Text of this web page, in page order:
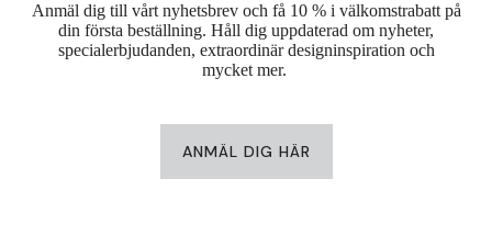
Anmäl dig till vårt nyhetsbrev och få 10 % i välkomstrabatt på
din första beställning. Håll dig uppdaterad om nyheter,
specialerbjudanden, extraordinär designinspiration och
mycket mer.
ANMÄL DIG HÄR